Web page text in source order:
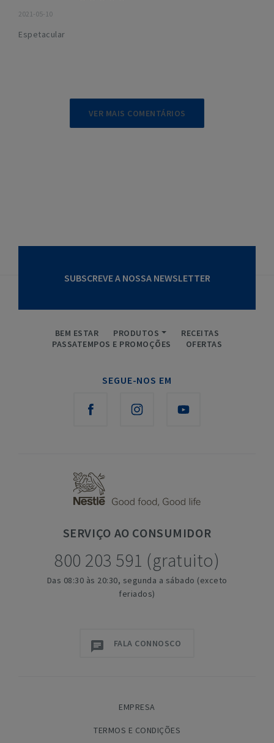
2021-05-10
Espetacular
VER MAIS COMENTÁRIOS
SUBSCREVE A NOSSA NEWSLETTER
BEM ESTAR PRODUTOS
RECEITAS
PASSATEMPOS E PROMOÇÕES
OFERTAS
SEGUE-NOS EM
SERVIÇO AO CONSUMIDOR
800 203 591 (gratuito)
Das 08:30 às 20:30, segunda a sábado (exceto
feriados)
FALA CONNOSCO
EMPRESA
TERMOS E CONDIÇÕES